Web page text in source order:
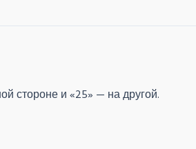
стороне и «25» — на другой.